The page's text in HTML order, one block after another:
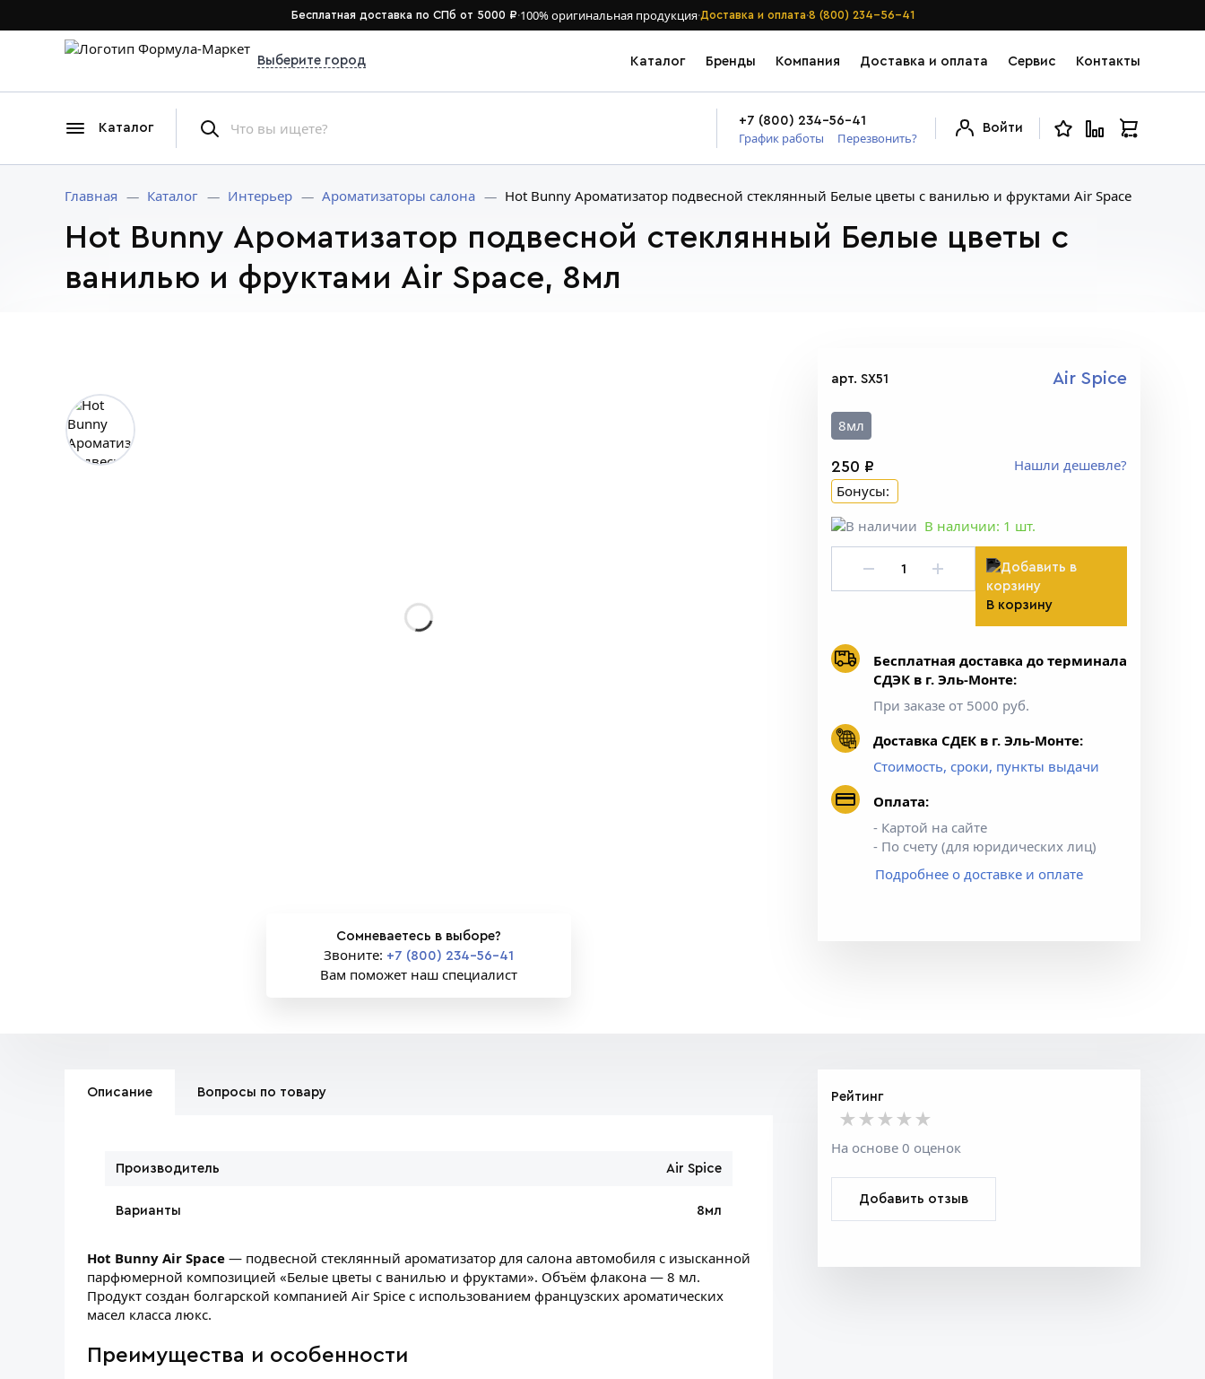
Бесплатная доставка по СПб от 5000 ₽·100% оригинальная продукция·Доставка и оплата·8 (800) 234-56-41
Выберите город Каталог Бренды Компания Доставка и оплата Сервис Контакты
Каталог
+7 (800) 234-56-41
График работы Перезвонить?
Войти
Главная Каталог Интерьер Ароматизаторы салона Hot Bunny Ароматизатор подвесной стеклянный Белые цветы с ванилью и фруктами Air Space
Hot Bunny Ароматизатор подвесной стеклянный Белые цветы с
ванилью и фруктами Air Space, 8мл
Сомневаетесь в выборе?
Звоните: +7 (800) 234-56-41
Вам поможет наш специалист
арт. SX51 Air Spice
8мл
250 ₽
Нашли дешевле?
Бонусы:
В наличии: 1 шт.
В корзину
Бесплатная доставка до терминала
СДЭК в г. Эль-Монте:
При заказе от 5000 руб.
Доставка СДЕК в г. Эль-Монте:
Стоимость, сроки, пункты выдачи
Оплата:
- Картой на сайте
- По счету (для юридических лиц)
Подробнее о доставке и оплате
Описание Вопросы по товару
Производитель Air Spice
Варианты 8мл
Hot Bunny Air Space — подвесной стеклянный ароматизатор для салона автомобиля с изысканной
парфюмерной композицией «Белые цветы с ванилью и фруктами». Объём флакона — 8 мл.
Продукт создан болгарской компанией Air Spice с использованием французских ароматических
масел класса люкс.
Преимущества и особенности
Рейтинг
★★★★★
★★★★★
★★★★★
На основе 0 оценок
Добавить отзыв